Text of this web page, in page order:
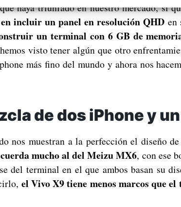
haya triunfado en nuestro mercado, si
incluir un panel en resolución QHD en
un terminal con 6 GB de
visto tener algún que otro
más fino del mundo y ahora nos
de dos iPhone y
nos muestran a la perfección el diseño
mucho al del Meizu MX6, con ese
del terminal en el que ambos basan su
el Vivo X9 tiene menos marcos que